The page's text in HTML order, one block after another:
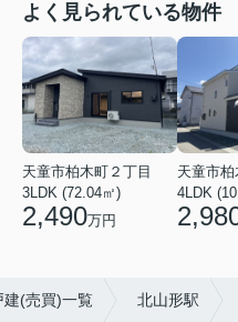
よく見られている物件
天童市柏木町２丁目
3LDK (72.04㎡)
2,490万円
天童市柏
4LDK
建(売買)一覧 北山形駅